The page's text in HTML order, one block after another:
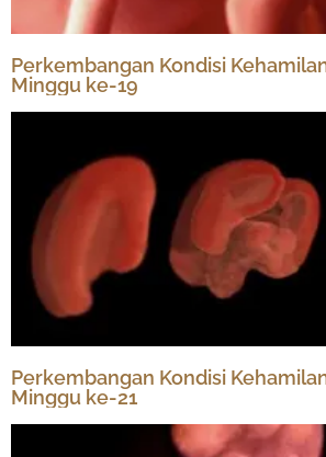
Perkembangan Kondisi
Minggu ke-19
Perkembangan Kondisi
Minggu ke-21